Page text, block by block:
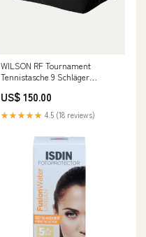
WILSON RF Tournament
Tennistasche 9 Schläger
US$ 150.00
★★★★★ 4.5 (18 reviews)